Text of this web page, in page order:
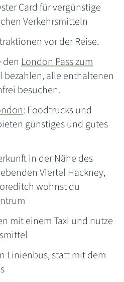
Card für vergünstige
Verkehrsmitteln
vor der Reise.
den London Pass zum
bezahlen, alle enthaltenen
besuchen.
: Foodtrucks und
günstiges und gutes
in der Nähe des
Viertel Hackney,
wohnst du
mit einem Taxi und nutze
Linienbus, statt mit dem